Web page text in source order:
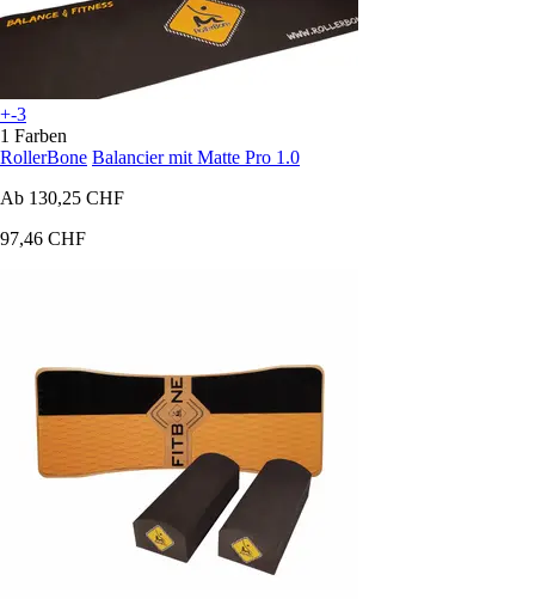
+-3
1 Farben
RollerBone Balancier mit Matte Pro 1.0
Ab 130,25 CHF
97,46 CHF